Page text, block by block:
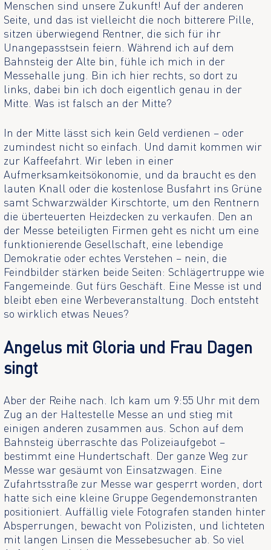
Menschen sind unsere Zukunft! Auf der anderen
Seite, und das ist vielleicht die noch bitterere Pille,
sitzen überwiegend Rentner, die sich für ihr
Unangepasstsein feiern. Während ich auf dem
Bahnsteig der Alte bin, fühle ich mich in der
Messehalle jung. Bin ich hier rechts, so dort zu
links, dabei bin ich doch eigentlich genau in der
Mitte. Was ist falsch an der Mitte?
In der Mitte lässt sich kein Geld verdienen – oder
zumindest nicht so einfach. Und damit kommen wir
zur Kaffeefahrt. Wir leben in einer
Aufmerksamkeitsökonomie, und da braucht es den
lauten Knall oder die kostenlose Busfahrt ins Grüne
samt Schwarzwälder Kirschtorte, um den Rentnern
die überteuerten Heizdecken zu verkaufen. Den an
der Messe beteiligten Firmen geht es nicht um eine
funktionierende Gesellschaft, eine lebendige
Demokratie oder echtes Verstehen – nein, die
Feindbilder stärken beide Seiten: Schlägertruppe wie
Fangemeinde. Gut fürs Geschäft. Eine Messe ist und
bleibt eben eine Werbeveranstaltung. Doch entsteht
so wirklich etwas Neues?
Angelus mit Gloria und Frau Dagen
singt
Aber der Reihe nach. Ich kam um 9:55 Uhr mit dem
Zug an der Haltestelle Messe an und stieg mit
einigen anderen zusammen aus. Schon auf dem
Bahnsteig überraschte das Polizeiaufgebot –
bestimmt eine Hundertschaft. Der ganze Weg zur
Messe war gesäumt von Einsatzwagen. Eine
Zufahrtsstraße zur Messe war gesperrt worden, dort
hatte sich eine kleine Gruppe Gegendemonstranten
positioniert. Auffällig viele Fotografen standen hinter
Absperrungen, bewacht von Polizisten, und lichteten
mit langen Linsen die Messebesucher ab. So viel